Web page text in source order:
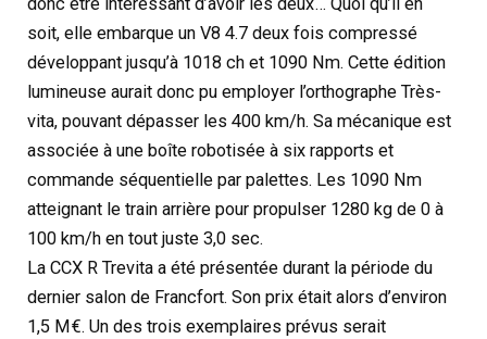
soit, elle embarque un V8 4.7 deux fois compressé
développant jusqu’à 1018 ch et 1090 Nm. Cette édition
lumineuse aurait donc pu employer l’orthographe Très-
vita, pouvant dépasser les 400 km/h. Sa mécanique est
associée à une boîte robotisée à six rapports et
commande séquentielle par palettes. Les 1090 Nm
atteignant le train arrière pour propulser 1280 kg de 0 à
100 km/h en tout juste 3,0 sec.
La CCX R Trevita a été présentée durant la période du
dernier salon de Francfort. Son prix était alors d’environ
1,5 M€. Un des trois exemplaires prévus serait